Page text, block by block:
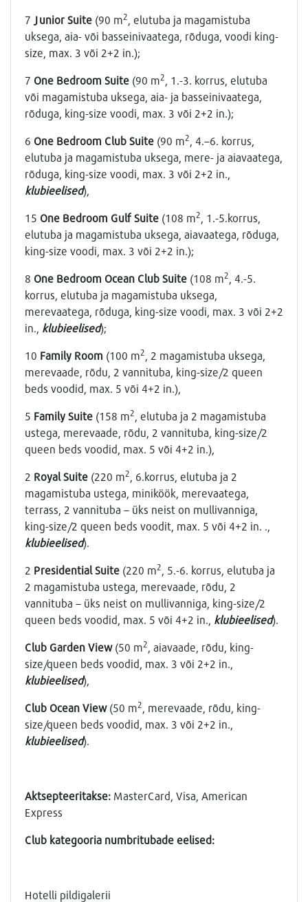
7 Junior Suite (90 m2 , elutuba ja magamistuba
uksega, aia- või basseinivaatega, rõduga, voodi king-
size, max. 3 või 2+2 in.);
7 One Bedroom Suite (90 m2 , 1.-3. korrus, elutuba
või magamistuba uksega, aia- ja basseinivaatega,
rõduga, king-size voodi, max. 3 või 2+2 in.);
6 One Bedroom Club Suite (90 m2 , 4.–6. korrus,
elutuba ja magamistuba uksega, mere- ja aiavaatega,
rõduga, king-size voodi, max. 3 või 2+2 in.,
klubieelised),
15 One Bedroom Gulf Suite (108 m2 , 1.-5.korrus,
elutuba ja magamistuba uksega, aiavaatega, rõduga,
king-size voodi, max. 3 või 2+2 in.);
8 One Bedroom Ocean Club Suite (108 m2 , 4.-5.
korrus, elutuba ja magamistuba uksega,
merevaatega, rõduga, king-size voodi, max. 3 või 2+2
in., klubieelised);
10 Family Room (100 m2 , 2 magamistuba uksega,
merevaade, rõdu, 2 vannituba, king-size/2 queen
beds voodid, max. 5 või 4+2 in.),
5 Family Suite (158 m2 , elutuba ja 2 magamistuba
ustega, merevaade, rõdu, 2 vannituba, king-size/2
queen beds voodid, max. 5 või 4+2 in.),
2 Royal Suite (220 m2 , 6.korrus, elutuba ja 2
magamistuba ustega, miniköök, merevaatega,
terrass, 2 vannituba – üks neist on mullivanniga,
king-size/2 queen beds voodit, max. 5 või 4+2 in. .,
klubieelised).
2 Presidential Suite (220 m2 , 5.-6. korrus, elutuba ja
2 magamistuba ustega, merevaade, rõdu, 2
vannituba – üks neist on mullivanniga, king-size/2
queen beds voodid, max. 5 või 4+2 in., klubieelised).
Club Garden View(50 m2 , aiavaade, rõdu, king-
size/queen beds voodid, max. 3 või 2+2 in.,
klubieelised),
Club Ocean View(50 m2 , merevaade, rõdu, king-
size/queen beds voodid, max. 3 või 2+2 in.,
klubieelised).
Aktsepteeritakse: MasterCard, Visa, American
Express
Club kategooria numbritubade eelised:
Hotelli pildigalerii